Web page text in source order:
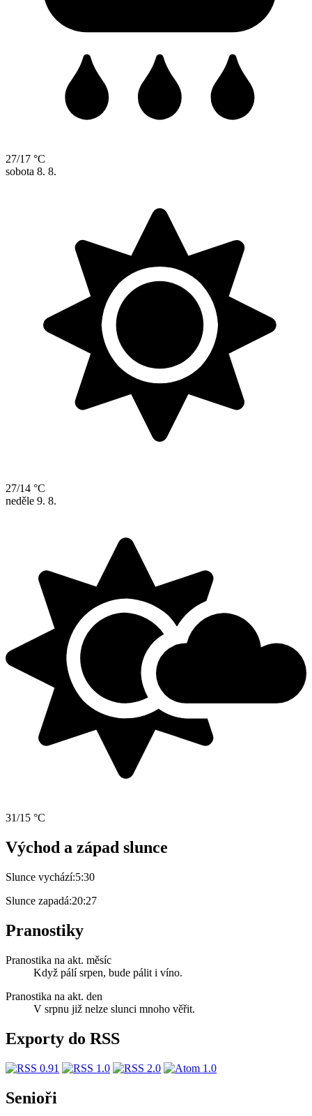
27/17 °C
sobota 8. 8.
27/14 °C
neděle 9. 8.
31/15 °C
Východ a západ slunce
Slunce vychází:5:30
Slunce zapadá:20:27
Pranostiky
Pranostika na akt. měsíc
Když pálí srpen, bude pálit i víno.
Pranostika na akt. den
V srpnu již nelze slunci mnoho věřit.
Exporty do RSS
Senioři